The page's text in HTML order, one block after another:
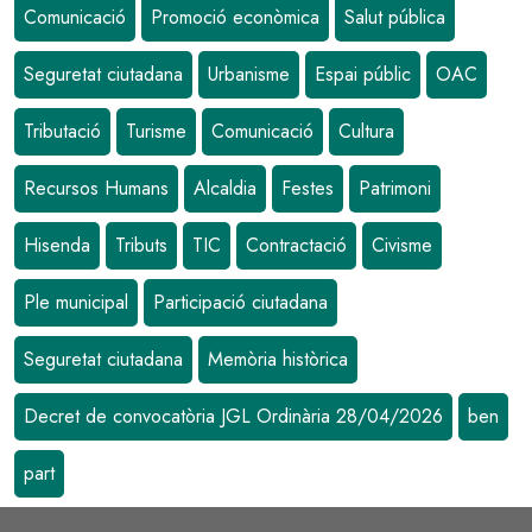
Comunicació Promoció econòmica Salut pública
Seguretat ciutadana Urbanisme Espai públic OAC
Tributació Turisme Comunicació Cultura
Recursos Humans Alcaldia Festes Patrimoni
Hisenda Tributs TIC Contractació Civisme
Ple municipal Participació ciutadana
Seguretat ciutadana Memòria històrica
Decret de convocatòria JGL Ordinària 28/04/2026 ben
part